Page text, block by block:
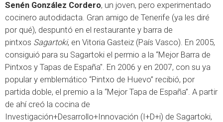
Senén González Cordero, un joven, pero experimentado
cocinero autodidacta. Gran amigo de Tenerife (ya les diré
por qué), despuntó en el restaurante y barra de
pintxos Sagartoki, en Vitoria Gasteiz (País Vasco). En 2005,
consiguió para su Sagartoki el permio a la “Mejor Barra de
Pintxos y Tapas de España". En 2006 y en 2007, con su ya
popular y emblemático “Pintxo de Huevo” recibió, por
partida doble, el premio a la “Mejor Tapa de España”. A partir
de ahí creó la cocina de
Investigación+Desarrollo+Innovación (I+D+i) de Sagartoki,